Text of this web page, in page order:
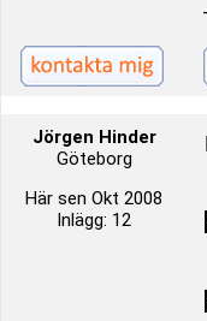
Jörgen Hinder
Göteborg
Här sen Okt 2008
Inlägg: 12